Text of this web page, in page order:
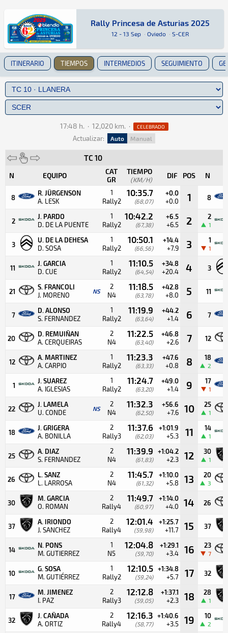
Rally Princesa de Asturias 2025
Rally Princesa de Asturias 2025
12 - 13 Sep · Oviedo · S-CER
Tierra · Rally Princesa de Asturias 2025 ·
Oviedo
ITINERARIO TIEMPOS INTERMEDIOS SEGUIMIENTO
17:48 h. · 12,020 km. · CELEBRADO
Actualizar: Auto Manual
TC 10
N EQUIPO
CAT
GR
TIEMPO
(KM/H) DIF POS N
8
R. JÜRGENSON
A. LESK
1
Rally2
10:35.7
(68,07)
+0.0
+0.0 1 8
2
J. PARDO
D. DE LA PUENTE
1
Rally2
10:42.2
(67,38)
+6.5
+6.5 2 2
1
3
U. DE LA DEHESA
D. SOSA
1
Rally2
10:50.1
(66,56)
+14.4
+7.9 3 1
1
11
J. GARCIA
D. CUE
1
Rally2
11:10.5
(64,54)
+34.8
+20.4 4 3
21
S. FRANCOLI
J. MORENO NS
2
N4
11:18.5
(63,78)
+42.8
+8.0 5 11
7
D. ALONSO
S. FERNANDEZ
1
Rally2
11:19.9
(63,64)
+44.2
+1.4 6 7
20
D. REMUIÑAN
A. CERQUEIRAS
2
N4
11:22.5
(63,40)
+46.8
+2.6 7 12
12
A. MARTINEZ
A. CARPIO
1
Rally2
11:23.3
(63,33)
+47.6
+0.8 8 18
2
1
J. SUAREZ
A. IGLESIAS
1
Rally2
11:24.7
(63,20)
+49.0
+1.4 9 17
1
22
J. LAMELA
U. CONDE NS
2
N4
11:32.3
(62,50)
+56.6
+7.6 10 25
1
18
J. GRIGERA
A. BONILLA
2
Rally3
11:37.6
(62,03)
+1:01.9
+5.3 11 14
1
25
A. DIAZ
S. FERNANDEZ
2
N4
11:39.9
(61,83)
+1:04.2
+2.3 12 30
1
26
L. SANZ
L. LARROSA
2
N4
11:45.7
(61,32)
+1:10.0
+5.8 13 20
3
30
M. GARCIA
O. ROMAN
2
Rally4
11:49.7
(60,97)
+1:14.0
+4.0 14 26
37
A. IRIONDO
J. SANCHEZ
2
Rally4
12:01.4
(59,98)
+1:25.7
+11.7 15 37
14
N. PONS
M. GUTIERREZ
1
N5
12:04.8
(59,70)
+1:29.1
+3.4 16 23
7
10
G. SOSA
M. GUTIÉRREZ
1
Rally2
12:10.5
(59,24)
+1:34.8
+5.7 17 32
17
M. JIMENEZ
I. PAZ
2
Rally3
12:12.8
(59,05)
+1:37.1
+2.3 18 28
1
32
J. CAÑADA
A. ORTIZ
2
Rally4
12:16.3
(58,77)
+1:40.6
+3.5 19 10
2